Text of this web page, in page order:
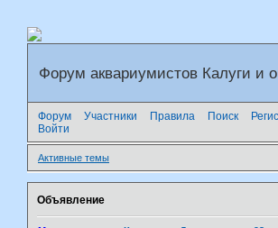
Форум аквариумистов Калуги и
Форум Участники Правила Поиск
Войти
Активные темы
Объявление